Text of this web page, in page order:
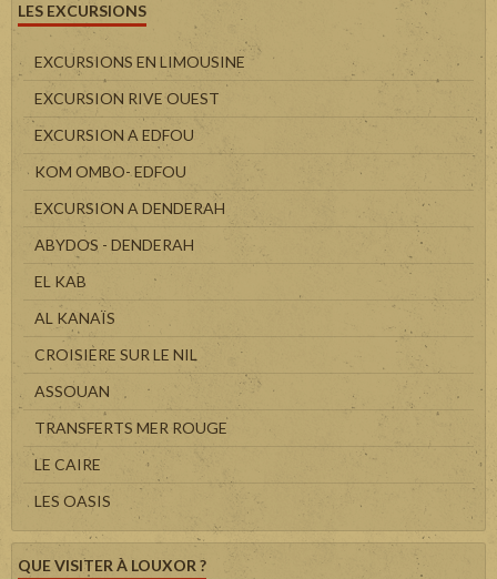
LES EXCURSIONS
EXCURSIONS EN LIMOUSINE
EXCURSION RIVE OUEST
EXCURSION A EDFOU
KOM OMBO- EDFOU
EXCURSION A DENDERAH
ABYDOS - DENDERAH
EL KAB
AL KANAÏS
CROISIERE SUR LE NIL
ASSOUAN
TRANSFERTS MER ROUGE
LE CAIRE
LES OASIS
QUE VISITER À LOUXOR ?